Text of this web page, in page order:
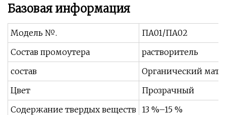
Базовая информация
Модель №.
ПА01/ПА02
Состав промоутера
растворитель
состав
Органический
Цвет
Прозрачный
Содержание твердых веществ
13 %–15 %